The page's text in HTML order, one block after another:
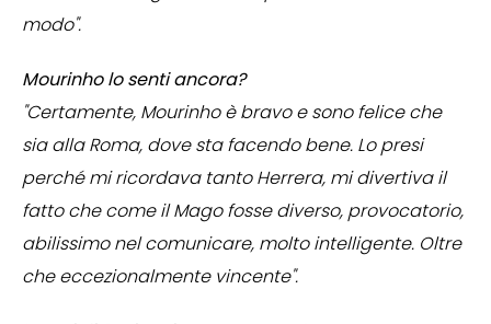
modo".
Mourinho lo senti ancora?
"Certamente, Mourinho è bravo e sono felice che
sia alla Roma, dove sta facendo bene. Lo presi
perché mi ricordava tanto Herrera, mi divertiva il
fatto che come il Mago fosse diverso, provocatorio,
abilissimo nel comunicare, molto intelligente. Oltre
che eccezionalmente vincente".